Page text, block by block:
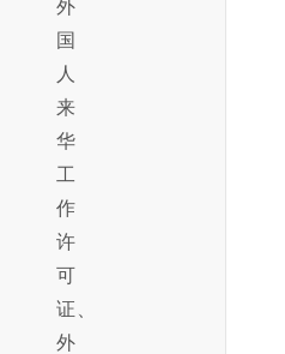
外
国
人
来
华
工
作
许
可
证、
外